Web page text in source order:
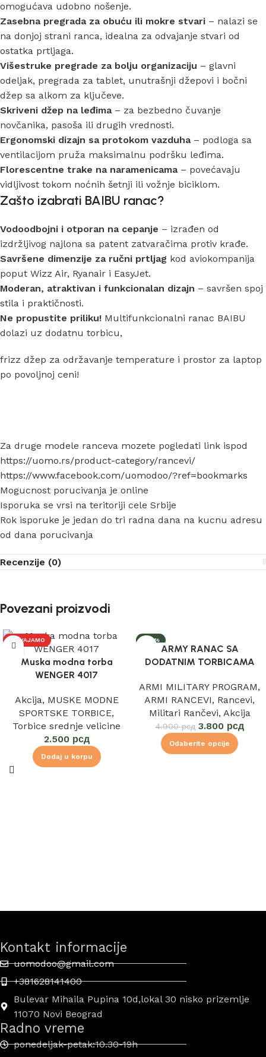
omogućava udobno nošenje.
Zasebna pregrada za obuću ili mokre stvari – nalazi se
na donjoj strani ranca, idealna za odvajanje stvari od
ostatka prtljaga.
Višestruke pregrade za bolju organizaciju – glavni
odeljak, pregrada za tablet, unutrašnji džepovi i bočni
džep sa alkom za ključeve.
Skriveni džep na leđima– za bezbedno čuvanje
novčanika, pasoša ili drugih vrednosti.
Ergonomski dizajn sa protokom vazduha– podloga sa
ventilacijom pruža maksimalnu podršku leđima.
Florescentne trake na naramenicama– povećavaju
vidljivost tokom noćnih šetnji ili vožnje biciklom.
Zašto izabrati BAIBU ranac?
Vodoodbojni i otporan na cepanje – izrađen od
izdržljivog najlona sa patent zatvaračima protiv krađe.
Savršene dimenzije za ručni prtljag kod aviokompanija
poput Wizz Air, Ryanair i EasyJet.
Moderan, atraktivan i funkcionalan dizajn – savršen spoj
stila i praktičnosti.
Ne propustite priliku! Multifunkcionalni ranac BAIBU
dolazi uz dodatnu torbicu,
frizz džep za održavanje temperature i prostor za laptop
po povoljnoj ceni!
Za druge modele ranceva mozete pogledati link ispod
https://uomo.rs/product-category/rancevi/
https://www.facebook.com/uomodoo/?ref=bookmarks
Mogucnost porucivanja je online
Isporuka se vrsi na teritoriji cele Srbije
Rok isporuke je jedan do tri radna dana na kucnu adresu
od dana porucivanja
Recenzije (0)
Povezani proizvodi
IZDVAJAMO
Muska modna torba
WENGER 4017
Akcija, MUSKE MODNE
SPORTSKE TORBICE,
Torbice srednje velicine
2.500 рсд
Dodaj u korpu
-22%
ARMY RANAC SA
DODATNIM TORBICAMA
ARMI MILITARY PROGRAM,
ARMI RANCEVI, Rancevi,
Militari Rančevi, Akcija
4.900рсд 3.800 рсд
Odaberite opcije
Kontakt informacije
uomodoo@gmail.com
+381628141400
Bulevar Mihaila Pupina 10d,lokal 30 nisko prizemlje
11070 Novi Beograd
Radno vreme
ponedeljak-petak:10.30-19h